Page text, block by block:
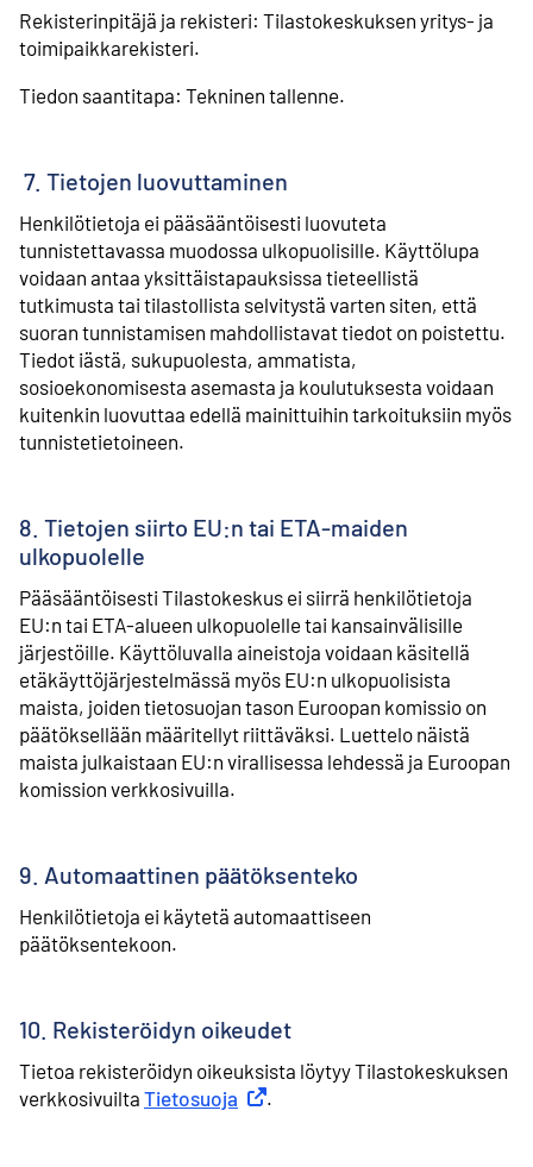
Rekisterinpitäjä ja rekisteri: Tilastokeskuksen yritys- ja
toimipaikkarekisteri.
Tiedon saantitapa: Tekninen tallenne.
7. Tietojen luovuttaminen
Henkilötietoja ei pääsääntöisesti luovuteta
tunnistettavassa muodossa ulkopuolisille. Käyttölupa
voidaan antaa yksittäistapauksissa tieteellistä
tutkimusta tai tilastollista selvitystä varten siten, että
suoran tunnistamisen mahdollistavat tiedot on poistettu.
Tiedot iästä, sukupuolesta, ammatista,
sosioekonomisesta asemasta ja koulutuksesta voidaan
kuitenkin luovuttaa edellä mainittuihin tarkoituksiin myös
tunnistetietoineen.
8. Tietojen siirto EU:n tai ETA-maiden
ulkopuolelle
Pääsääntöisesti Tilastokeskus ei siirrä henkilötietoja
EU:n tai ETA-alueen ulkopuolelle tai kansainvälisille
järjestöille. Käyttöluvalla aineistoja voidaan käsitellä
etäkäyttöjärjestelmässä myös EU:n ulkopuolisista
maista, joiden tietosuojan tason Euroopan komissio on
päätöksellään määritellyt riittäväksi. Luettelo näistä
maista julkaistaan EU:n virallisessa lehdessä ja Euroopan
komission verkkosivuilla.
9. Automaattinen päätöksenteko
Henkilötietoja ei käytetä automaattiseen
päätöksentekoon.
10. Rekisteröidyn oikeudet
Tietoa rekisteröidyn oikeuksista löytyy Tilastokeskuksen
verkkosivuilta Tietosuoja Ulkoinen linkki
.